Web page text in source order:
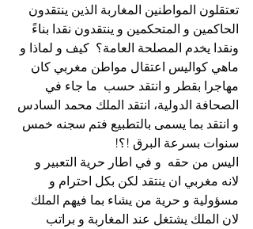
تعتقلون المواطنين المغاربة الذين ينتقدون
الحاكمين و المتحكمين و ينتقدون نقدا بناءً
ونقدا يخدم المصلحة العامة؟  كيف و لماذا و
ماهي كواليس اعتقال مواطن مغربي كان
مهاجرا بقطر و انتقد حسب  ما جاء في
الصحافة الدولية، انتقد الملك محمد السادس
و انتقد بما يسمى بالتطبيع فتم سجنه خمس
سنوات بسرعة البرق !؟!
اليس من حقه  و في اطار حرية التعبير و
لانه مغربي ان ينتقد لكن بكل احترام و
مسؤولية و حرية من يشاء بما فيهم الملك
لان الملك يشتغل عند المغاربة و براتب